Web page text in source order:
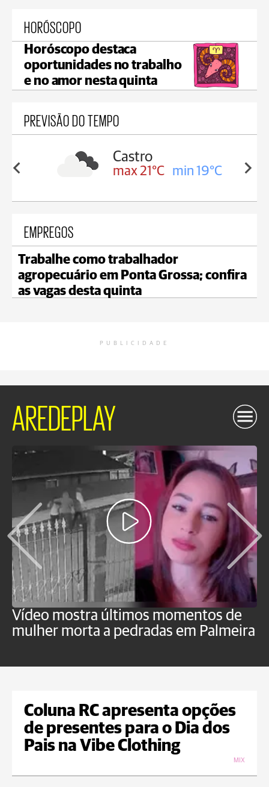
HORÓSCOPO
Horóscopo destaca
oportunidades no trabalho
e no amor nesta quinta
PREVISÃO DO TEMPO
17°C
Castro
max 21°C min 19°C
EMPREGOS
Trabalhe como trabalhador
agropecuário em Ponta Grossa; confira
as vagas desta quinta
PUBLICIDADE
AREDEPLAY
Vídeo mostra últimos momentos de
mulher morta a pedradas em Palmeira
Coluna RC apresenta opções
de presentes para o Dia dos
Pais na Vibe Clothing
MIX